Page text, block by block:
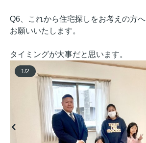
Q6、これから住宅探しをお考えの方
お願いいたします。
タイミングが大事だと思います。
1/2